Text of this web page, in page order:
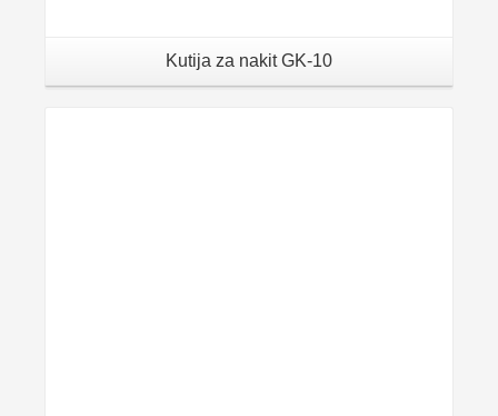
Kutija za nakit GK-10